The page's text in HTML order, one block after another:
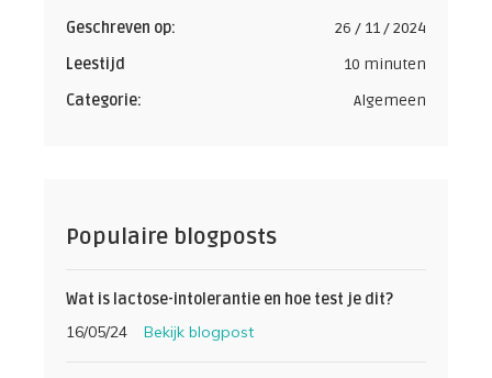
Geschreven op:
26 / 11 / 2024
Leestijd
10 minuten
Categorie:
Algemeen
Populaire blogposts
Wat is lactose-intolerantie en hoe test je dit?
16/05/24 Bekijk blogpost